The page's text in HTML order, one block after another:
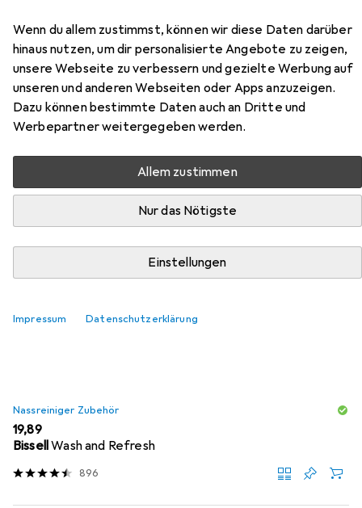
Wenn du allem zustimmst, können wir diese Daten darüber
hinaus nutzen, um dir personalisierte Angebote zu zeigen,
unsere Webseite zu verbessern und gezielte Werbung auf
unseren und anderen Webseiten oder Apps anzuzeigen.
Dazu können bestimmte Daten auch an Dritte und
Werbepartner weitergegeben werden.
Allem zustimmen
Nur das Nötigste
Einstellungen
Impressum Datenschutzerklärung
Zubehör für Eurofirany CHIC 2
soft rug, decorated with
geometric pattern with crystals,
50X70 cm, color: dark pink
Eurofirany CHIC 2 soft rug, decorated with geometric
pattern with crystals, 50X70 cm, color: dark pink aus den
Kategorien Nassreiniger Zubehör und Reinigungsmittel.
Nassreiniger Zubehör Reinigungsmittel
Nassreiniger Zubehör
EUR
19,89
BissellWash and Refresh
896